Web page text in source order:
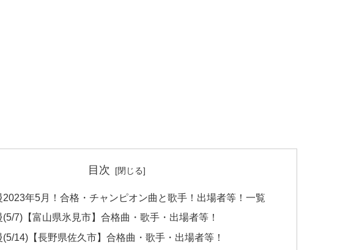
目次
2023年5月！合格・チャンピオン曲と歌手！出場者等！一覧
7)【富山県氷見市】合格曲・歌手・出場者等！
(5/14)【長野県佐久市】合格曲・歌手・出場者等！